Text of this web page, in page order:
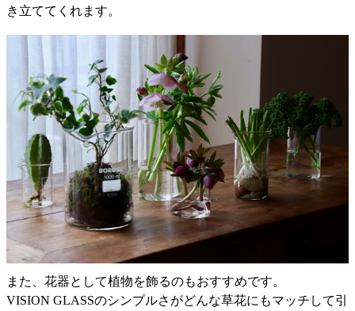
き立ててくれます。
また、花器として植物を飾るのもおすすめです。
VISION GLASSのシンプルさがどんな草花にもマッチして引